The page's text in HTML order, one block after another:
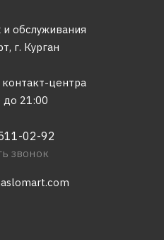
обслуживания
г. Курган
центра
до 21:00
02-92
ЗВОНОК